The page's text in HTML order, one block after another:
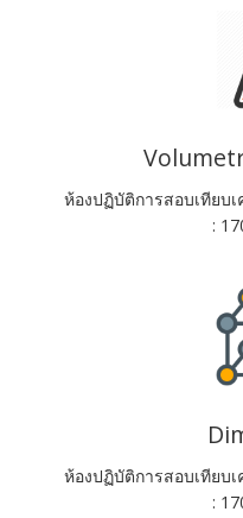
ห้องปฏิบัติการสอบเทียบ
:
ห้องปฏิบัติการสอบเทียบ
: